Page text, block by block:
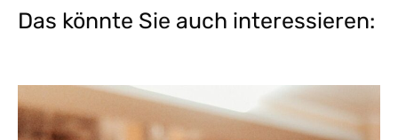
Das könnte Sie auch interessieren: